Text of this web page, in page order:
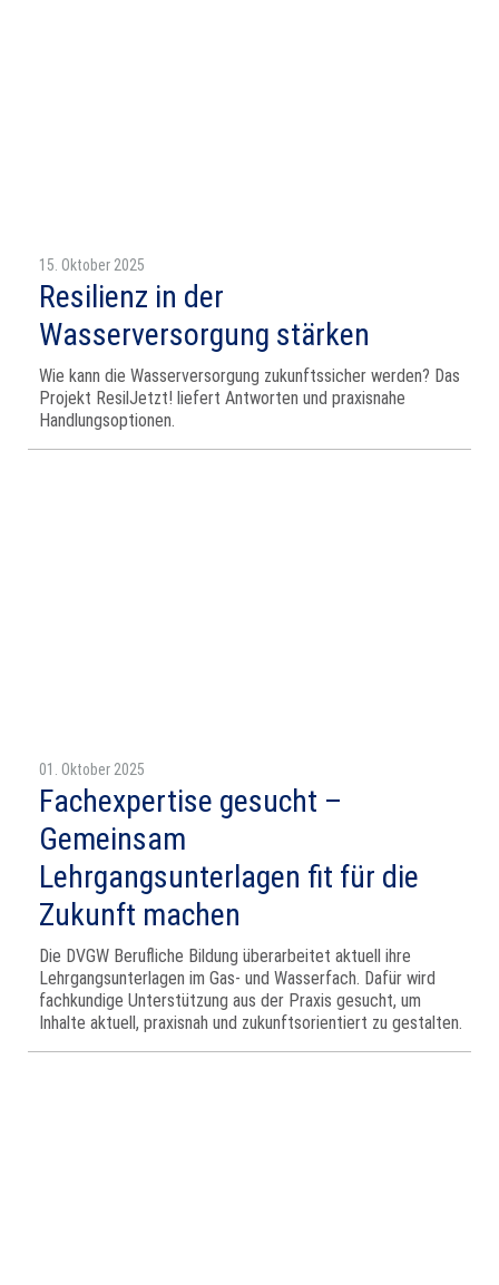
15. Oktober 2025
Resilienz in der
Wasserversorgung stärken
Wie kann die Wasserversorgung zukunftssicher werden? Das
Projekt ResilJetzt! liefert Antworten und praxisnahe
Handlungsoptionen.
01. Oktober 2025
Fachexpertise gesucht –
Gemeinsam
Lehrgangsunterlagen fit für die
Zukunft machen
Die DVGW Berufliche Bildung überarbeitet aktuell ihre
Lehrgangsunterlagen im Gas- und Wasserfach. Dafür wird
fachkundige Unterstützung aus der Praxis gesucht, um
Inhalte aktuell, praxisnah und zukunftsorientiert zu gestalten.